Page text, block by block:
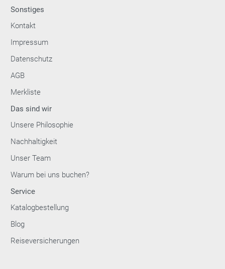
Sonstiges
Kontakt
Impressum
Datenschutz
AGB
Merkliste
Das sind wir
Unsere Philosophie
Nachhaltigkeit
Unser Team
Warum bei uns buchen?
Service
Katalogbestellung
Blog
Reiseversicherungen